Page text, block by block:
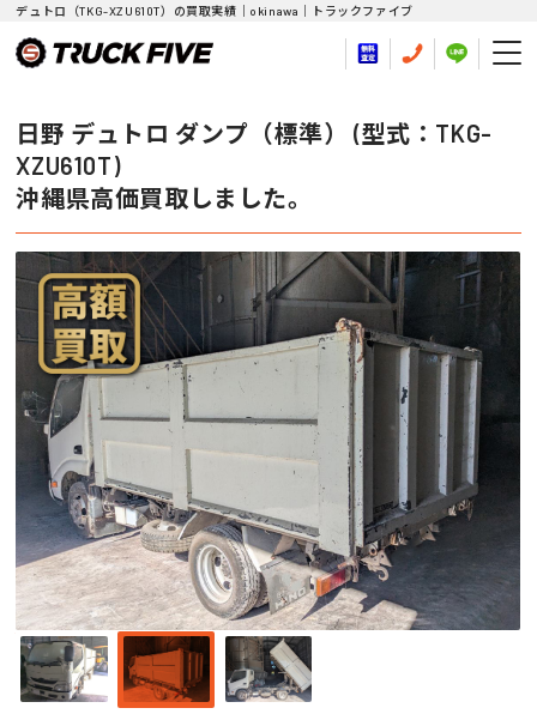
デュトロ（TKG-XZU610T）の買取実績｜okinawa｜トラックファイブ
日野 デュトロ ダンプ（標準） (型式：TKG-
XZU610T)
沖縄県高価買取しました。